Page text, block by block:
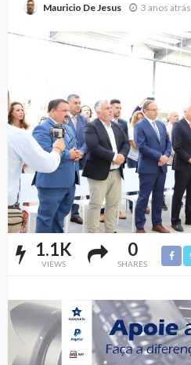
Mauricio De Jesus 3 anos atrás
1.1K
VIEWS
0
SHARES